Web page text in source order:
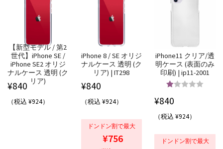
【新型モデル / 第2
世代】iPhone SE /
iPhone SE2 オリジ
ナルケース 透明 (ク
リア)
¥840
（税込 ¥924）
iPhone 8 / SE オリジ
ナルケース 透明 (ク
リア) | IT298
¥840
（税込 ¥924）
ドンドン割で最大
¥756
iPhone11 クリア/透
明ケース (表面のみ
印刷) | ip11-2001
¥840
（税込 ¥924）
ドンドン割で最大